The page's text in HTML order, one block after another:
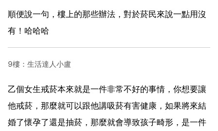
順便說一句，樓上的那些辦法，對於菸民來說一點用沒
有！哈哈哈
9樓：生活達人小盧
乙個女生戒菸本來就是一件非常不好的事情，你想要讓
他戒菸，那麼就可以跟他講吸菸有害健康，如果將來結
婚了懷孕了還是抽菸，那麼就會導致孩子畸形，是一件